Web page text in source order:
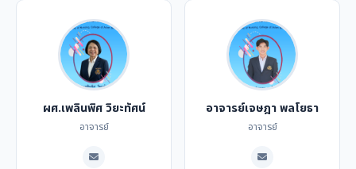
ผศ.เพลินพิศ วิยะทัศน์
อาจารย์
อาจารย์เจษฎา พลโยธา
อาจารย์